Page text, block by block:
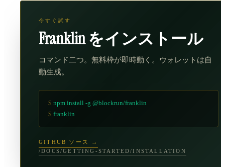
今すぐ試す
Franklin をインストール
コマンド二つ。無料枠が即時動く。ウォレットは自
動生成。
$ npm install -g @blockrun/franklin
$ franklin
GITHUB ソース →
/DOCS/GETTING-STARTED/INSTALLATION